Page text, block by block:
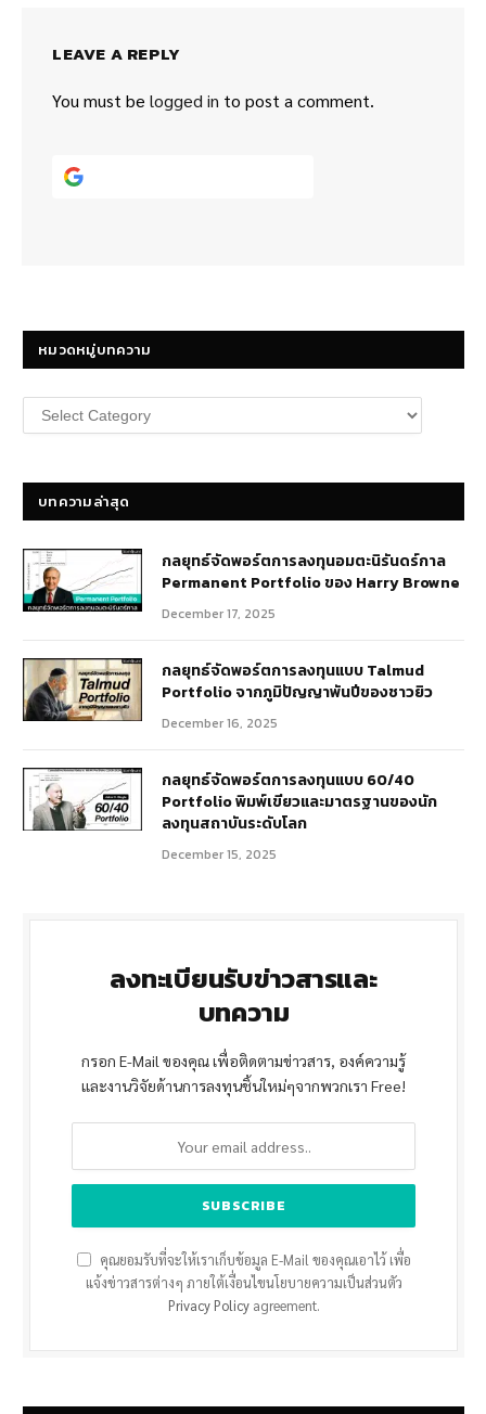
LEAVE A REPLY
You must be logged in to post a comment.
หมวดหมู่บทความ
หมวด
หมู่
บทความล่าสุด
กลยุทธ์​จัดพอร์ตการลงทุนอมตะนิรันดร์กาล
Permanent Portfolio ของ Harry Browne
December 17, 2025
กลยุทธ์จัดพอร์ตการลงทุนแบบ Talmud
Portfolio จากภูมิปัญญาพันปีของชาวยิว
December 16, 2025
กลยุทธ์จัดพอร์ตการลงทุนแบบ 60/40
Portfolio พิมพ์เขียวและมาตรฐานของนัก
ลงทุนสถาบันระดับโลก
December 15, 2025
ลงทะเบียนรับข่าวสารและ
บทความ
กรอก E-Mail ของคุณ เพื่อติดตามข่าวสาร, องค์ความรู้
และงานวิจัยด้านการลงทุนชิ้นใหม่ๆจากพวกเรา Free!
คุณยอมรับที่จะให้เราเก็บข้อมูล E-Mail ของคุณเอาไว้ เพื่อ
แจ้งข่าวสารต่างๆ ภายใต้เงื่อนไขนโยบายความเป็นส่วนตัว
Privacy Policyagreement.